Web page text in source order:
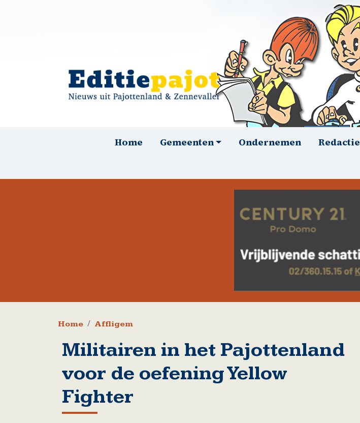
HoofdnavigatieHome Gemeenten Ondernemen Redactie
Kruimelpad
Home Affligem
Militairen in het Pajottenland
voor de oefening Yellow
Fighter